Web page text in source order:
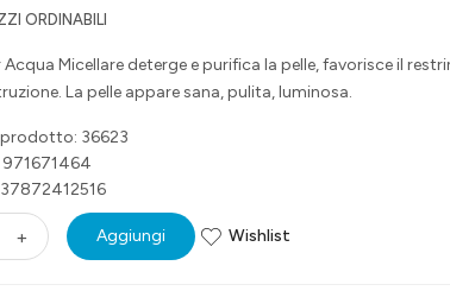
ORDINABILI
Micellare deterge e purifica la pelle, favorisce il
La pelle appare sana, pulita, luminosa.
36623
971671464
+ Aggiungi Wishlist